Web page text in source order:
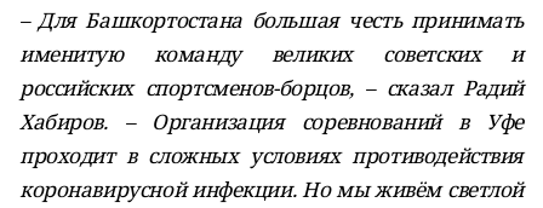
– Для Башкортостана большая честь принимать
именитую команду великих советских и
российских спортсменов-борцов, – сказал Радий
Хабиров. – Организация соревнований в Уфе
проходит в сложных условиях противодействия
коронавирусной инфекции. Но мы живём светлой